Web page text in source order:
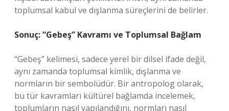
toplumsal kabul ve dışlanma süreçlerini de belirler.
Sonuç: “Gebeş” Kavramı ve Toplumsal Bağlam
“Gebeş” kelimesi, sadece yerel bir dilsel ifade değil,
aynı zamanda toplumsal kimlik, dışlanma ve
normların bir sembolüdür. Bir antropolog olarak,
bu tür kavramları kültürel bağlamda incelemek,
toplumların nasıl yapılandığını, normları nasıl